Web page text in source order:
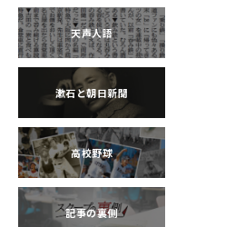
天声人語
漱石と朝日新聞
高校野球
記事の裏側